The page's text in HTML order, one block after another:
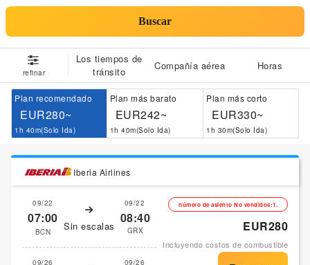
Buscar
refinar
Los tiempos de
tránsito
Compañía aérea Horas
Plan recomendado
EUR280~
1h 40m(Solo Ida)
Plan más barato
EUR242~
1h 40m(Solo Ida)
Plan más corto
EUR330~
1h 30m(Solo Ida)
Iberia Airlines
09/22
07:00
BCN Sin escalas
09/22
08:40
GRX
09/26 09/26
número de asiento No vendidos:1.
EUR280
Incluyendo costos de combustible